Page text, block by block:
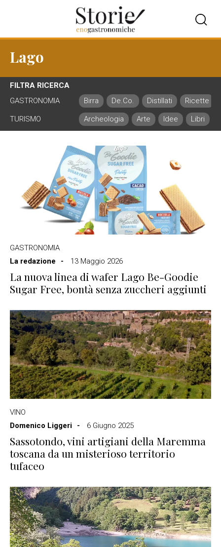
Lago
FILTRA RICERCA
GASTRONOMIA
Birra De.Co. Distillati Ricette
TURISMO Archeologia Arte Idee Libri
GASTRONOMIA
La redazione
13 Maggio 2026
La nuova linea di wafer Lago Be-Goodie
Sugar Free, bontà senza zuccheri aggiunti
VINO
Domenico Liggeri
6 Giugno 2025
Sassotondo, vini artigiani della Maremma
toscana da un misterioso territorio
tufaceo